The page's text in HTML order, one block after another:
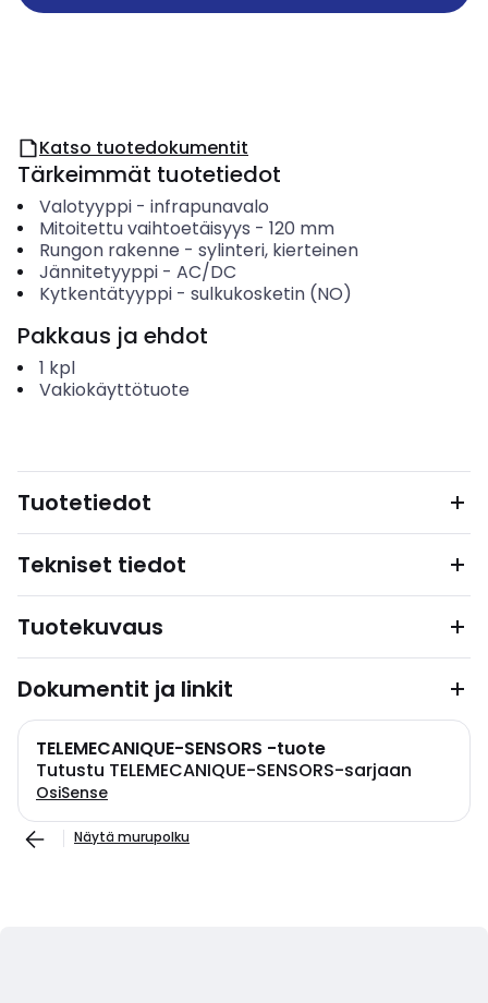
Katso tuotedokumentit
Tärkeimmät tuotetiedot
Valotyyppi- infrapunavalo
Mitoitettu vaihtoetäisyys - 120 mm
Rungon rakenne - sylinteri, kierteinen
Jännitetyyppi- AC/DC
Kytkentätyyppi- sulkukosketin (NO)
Pakkaus ja ehdot
1 kpl
Vakiokäyttötuote
Tuotetiedot
Tekniset tiedot
Tuotekuvaus
Dokumentit ja linkit
TELEMECANIQUE-SENSORS -tuote
Tutustu TELEMECANIQUE-SENSORS-sarjaan
OsiSense
Näytä murupolku